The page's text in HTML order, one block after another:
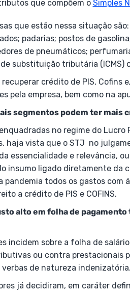
que compõem o Simples
que estão nessa situação
padarias; postos de
de pneumáticos;
substituição tributária (ICMS)
crédito de PIS, Cofins
pela empresa, bem como na
segmentos podem ter mais
no regime do
haja vista que o STJ no
essencialidade e relevância,
insumo ligado diretamente
pandemia todos os gastos com
a crédito de PIS e COFINS.
alto em folha de
incidem sobre a folha de
ou contra prestacionais
de natureza indenizatória.
já decidiram, em caráter